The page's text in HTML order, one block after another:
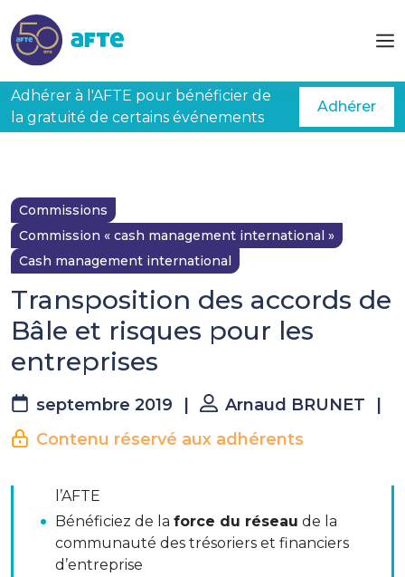
Adhérer à l'AFTE pour bénéficier de
la gratuité de certains événements
Adhérer
Commissions
Commission « cash management international »
Cash management international
Transposition des accords de
Bâle et risques pour les
entreprises
septembre 2019 Arnaud BRUNET
Contenu réservé aux adhérents
L'AFTE s’adresse au Ministre de l’Economie et des
Finances
La suite est réservée aux
adhérents
l’AFTE
Bénéficiez de la force du réseau de la
communauté des trésoriers et financiers
d’entreprise